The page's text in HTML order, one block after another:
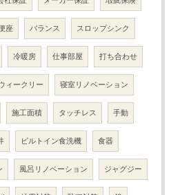
座 バランス スロップシンク
冷暖房 仕事部屋 打ち合わせ
ィークリー 寝室リノベーション
施工面積 タッチレス 手動
ビルトイン食洗機 食器
風呂リノベーション ジャグジー